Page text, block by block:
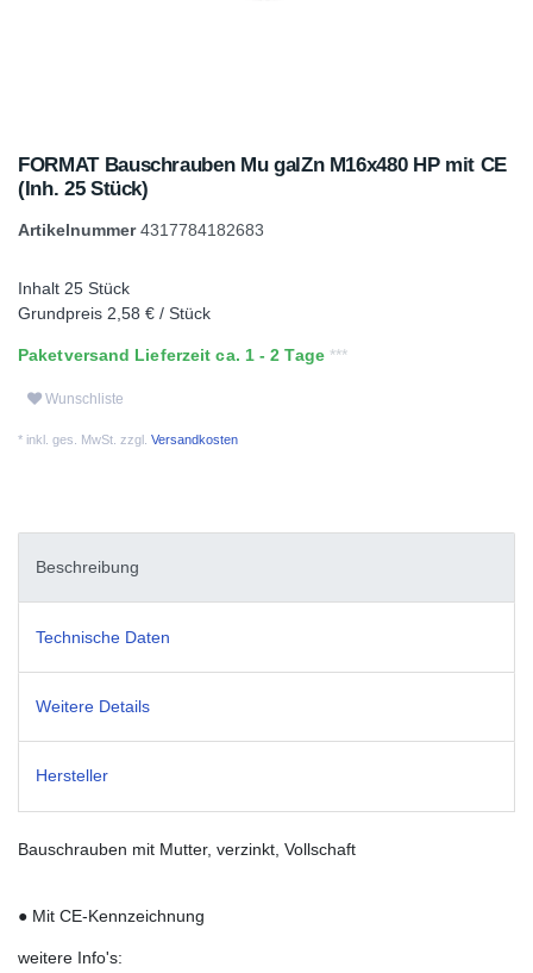
FORMAT Bauschrauben Mu galZn M16x480 HP mit CE
(Inh. 25 Stück)
Artikelnummer4317784182683
Inhalt 25 Stück
Grundpreis 2,58 € / Stück
Paketversand Lieferzeit ca. 1 - 2 Tage
Wunschliste
* inkl. ges. MwSt. zzgl. Versandkosten
Beschreibung
Technische Daten
Weitere Details
Hersteller
Bauschrauben mit Mutter, verzinkt, Vollschaft
● Mit CE-Kennzeichnung
weitere Info's: